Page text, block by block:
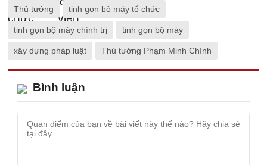
Thủ tướng tinh gọn bộ máy tổ chức
tinh gọn bộ máy chính trị tinh gọn bộ máy
xây dựng pháp luật Thủ tướng Phạm Minh Chính
Bình luận